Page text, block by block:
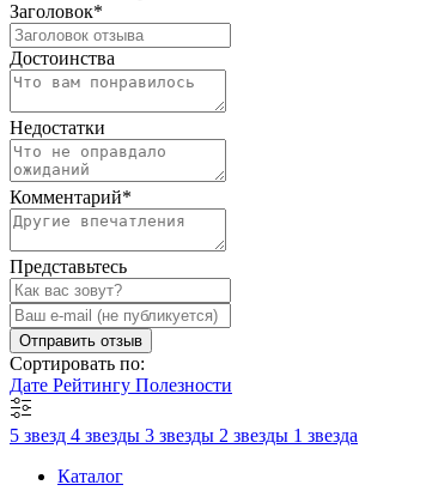
Заголовок*
Достоинства
Недостатки
Комментарий*
Представьтесь
Отправить отзыв
Сортировать по:
Дате Рейтингу Полезности
5 звезд 4 звезды 3 звезды 2 звезды 1 звезда
Каталог